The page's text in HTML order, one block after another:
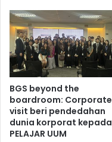
BGS beyond the
boardroom: Corporate
visit beri pendedahan
dunia korporat kepada
PELAJAR UUM